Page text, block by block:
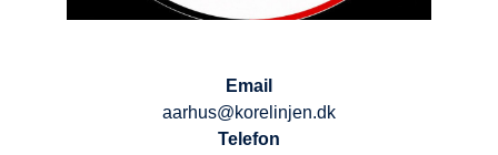
Email
aarhus@korelinjen.dk
Telefon